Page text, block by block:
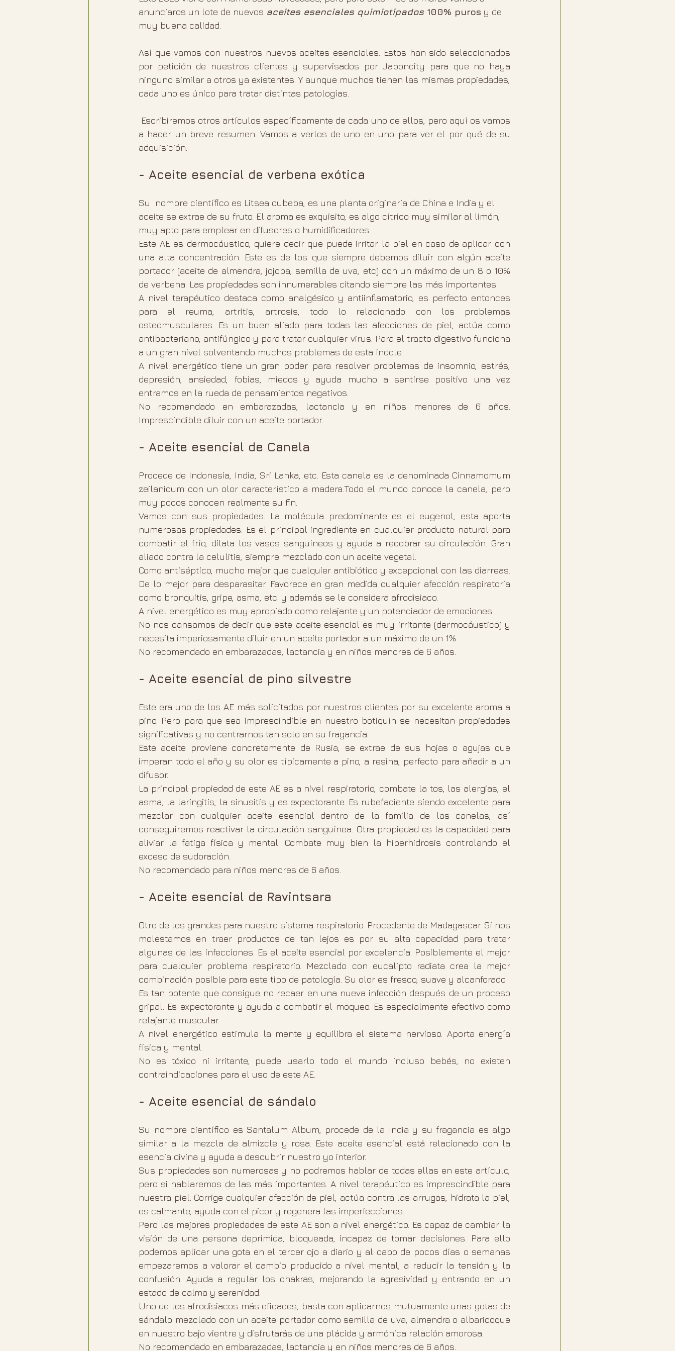
anunciaros un lote de nuevos aceites esenciales quimiotipados 100% puros y de
muy buena calidad.
Así que vamos con nuestros nuevos aceites esenciales. Estos han sido seleccionados
por petición de nuestros clientes y supervisados por Jaboncity para que no haya
ninguno similar a otros ya existentes. Y aunque muchos tienen las mismas propiedades,
cada uno es único para tratar distintas patologías.
a hacer un breve resumen. Vamos a verlos de uno en uno para ver el por qué de su
adquisición.
- Aceite esencial de verbena exótica
Su  nombre científico es Litsea cubeba, es una planta originaria de China e India y el
aceite se extrae de su fruto. El aroma es exquisito, es algo cítrico muy similar al limón,
muy apto para emplear en difusores o humidificadores.
Este AE es dermocáustico, quiere decir que puede irritar la piel en caso de aplicar con
una alta concentración. Este es de los que siempre debemos diluir con algún aceite
portador (aceite de almendra, jojoba, semilla de uva, etc) con un máximo de un 8 o 10%
de verbena. Las propiedades son innumerables citando siempre las más importantes.
A nivel terapéutico destaca como analgésico y antiinflamatorio, es perfecto entonces
para el reuma, artritis, artrosis, todo lo relacionado con los problemas
osteomusculares. Es un buen aliado para todas las afecciones de piel, actúa como
antibacteriano, antifúngico y para tratar cualquier virus. Para el tracto digestivo funciona
a un gran nivel solventando muchos problemas de esta índole.
A nivel energético tiene un gran poder para resolver problemas de insomnio, estrés,
depresión, ansiedad, fobias, miedos y ayuda mucho a sentirse positivo una vez
entramos en la rueda de pensamientos negativos.
No recomendado en embarazadas, lactancia y en niños menores de 6 años.
Imprescindible diluir con un aceite portador.
- Aceite esencial de Canela
Procede de Indonesia, India, Sri Lanka, etc. Esta canela es la denominada Cinnamomum
zeilanicum con un olor característico a madera.Todo el mundo conoce la canela, pero
muy pocos conocen realmente su fin.
Vamos con sus propiedades. La molécula predominante es el eugenol, esta aporta
numerosas propiedades. Es el principal ingrediente en cualquier producto natural para
combatir el frío, dilata los vasos sanguíneos y ayuda a recobrar su circulación. Gran
aliado contra la celulitis, siempre mezclado con un aceite vegetal.
Como antiséptico, mucho mejor que cualquier antibiótico y excepcional con las diarreas.
De lo mejor para desparasitar. Favorece en gran medida cualquier afección respiratoria
como bronquitis, gripe, asma, etc. y además se le considera afrodisiaco.
A nivel energético es muy apropiado como relajante y un potenciador de emociones.
No nos cansamos de decir que este aceite esencial es muy irritante (dermocáustico) y
necesita imperiosamente diluir en un aceite portador a un máximo de un 1%.
No recomendado en embarazadas, lactancia y en niños menores de 6 años.
- Aceite esencial de pino silvestre
Este era uno de los AE más solicitados por nuestros clientes por su excelente aroma a
pino. Pero para que sea imprescindible en nuestro botiquín se necesitan propiedades
significativas y no centrarnos tan solo en su fragancia.
Este aceite proviene concretamente de Rusia, se extrae de sus hojas o agujas que
imperan todo el año y su olor es típicamente a pino, a resina, perfecto para añadir a un
difusor.
La principal propiedad de este AE es a nivel respiratorio, combate la tos, las alergias, el
asma, la laringitis, la sinusitis y es expectorante. Es rubefaciente siendo excelente para
mezclar con cualquier aceite esencial dentro de la familia de las canelas, así
conseguiremos reactivar la circulación sanguínea. Otra propiedad es la capacidad para
aliviar la fatiga física y mental. Combate muy bien la hiperhidrosis controlando el
exceso de sudoración.
No recomendado para niños menores de 6 años.
- Aceite esencial de Ravintsara
Otro de los grandes para nuestro sistema respiratorio. Procedente de Madagascar. Si nos
molestamos en traer productos de tan lejos es por su alta capacidad para tratar
algunas de las infecciones. Es el aceite esencial por excelencia. Posiblemente el mejor
para cualquier problema respiratorio. Mezclado con eucalipto radiata crea la mejor
combinación posible para este tipo de patología. Su olor es fresco, suave y alcanforado.
Es tan potente que consigue no recaer en una nueva infección después de un proceso
gripal. Es expectorante y ayuda a combatir el moqueo. Es especialmente efectivo como
relajante muscular.
A nivel energético estimula la mente y equilibra el sistema nervioso. Aporta energía
física y mental.
No es tóxico ni irritante, puede usarlo todo el mundo incluso bebés, no existen
contraindicaciones para el uso de este AE.
- Aceite esencial de sándalo
Su nombre científico es Santalum Album, procede de la India y su fragancia es algo
similar a la mezcla de almizcle y rosa. Este aceite esencial está relacionado con la
esencia divina y ayuda a descubrir nuestro yo interior.
Sus propiedades son numerosas y no podremos hablar de todas ellas en este artículo,
pero si hablaremos de las más importantes. A nivel terapéutico es imprescindible para
nuestra piel. Corrige cualquier afección de piel, actúa contra las arrugas, hidrata la piel,
es calmante, ayuda con el picor y regenera las imperfecciones.
Pero las mejores propiedades de este AE son a nivel energético. Es capaz de cambiar la
visión de una persona deprimida, bloqueada, incapaz de tomar decisiones. Para ello
podemos aplicar una gota en el tercer ojo a diario y al cabo de pocos días o semanas
empezaremos a valorar el cambio producido a nivel mental, a reducir la tensión y la
confusión. Ayuda a regular los chakras, mejorando la agresividad y entrando en un
estado de calma y serenidad.
Uno de los afrodisiacos más eficaces, basta con aplicarnos mutuamente unas gotas de
sándalo mezclado con un aceite portador como semilla de uva, almendra o albaricoque
en nuestro bajo vientre y disfrutarás de una plácida y armónica relación amorosa.
No recomendado en embarazadas, lactancia y en niños menores de 6 años.